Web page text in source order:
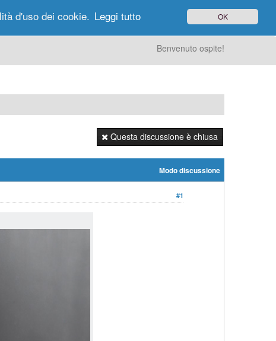
di Oggi Ricerca Utenti
Benvenuto ospite!
Questa discussione è chiusa
Modo discussione
#1
d'uso dei cookie. Leggi tutto OK